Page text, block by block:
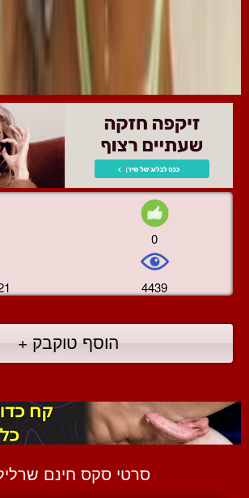
0
4439
הוסף טוקבק +
סרטי סקס חינם